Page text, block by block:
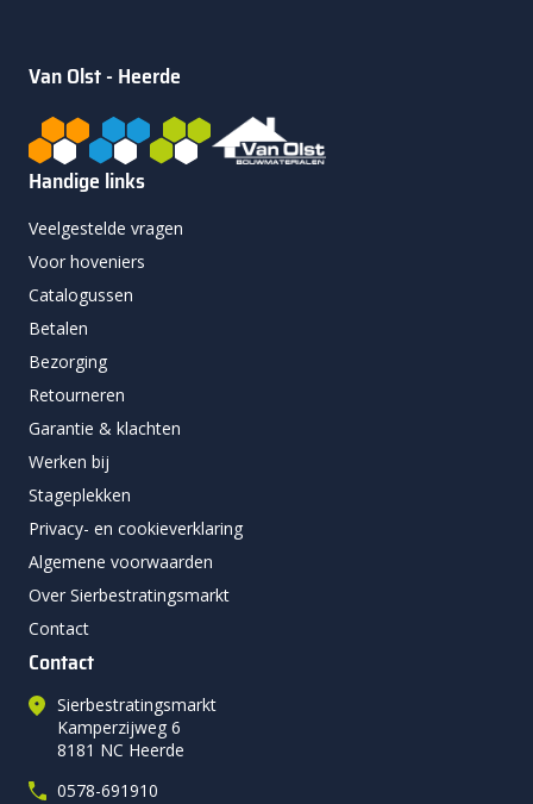
Van Olst - Heerde
Handige links
Veelgestelde vragen
Voor hoveniers
Catalogussen
Betalen
Bezorging
Retourneren
Garantie & klachten
Werken bij
Stageplekken
Privacy- en cookieverklaring
Algemene voorwaarden
Over Sierbestratingsmarkt
Contact
Contact
Sierbestratingsmarkt
Kamperzijweg 6
8181 NC Heerde
0578-691910